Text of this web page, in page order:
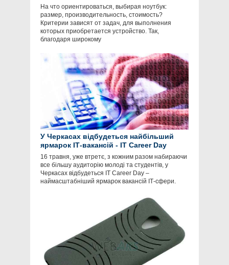
На что ориентироваться, выбирая ноутбук:
размер, производительность, стоимость?
Критерии зависят от задач, для выполнения
которых приобретается устройство. Так,
благодаря широкому
У Черкасах відбудеться найбільший
ярмарок ІТ-вакансій - IT Career Day
16 травня, уже втретє, з кожним разом набираючи
все більшу аудиторію молоді та студентів, у
Черкасах відбудеться ІТ Career Day –
наймасштабніший ярмарок вакансій ІТ-сфери.